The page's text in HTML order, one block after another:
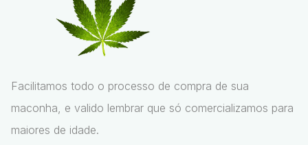
Facilitamos todo o processo de compra de sua
maconha, e valido lembrar que só comercializamos para
maiores de idade.